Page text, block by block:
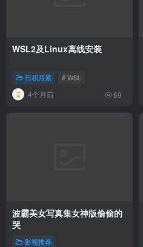
WSL2及Linux离线安装
日积月累 # WSL
4个月前 69
波霸美女写真集女神版偷偷的
哭
影视推荐